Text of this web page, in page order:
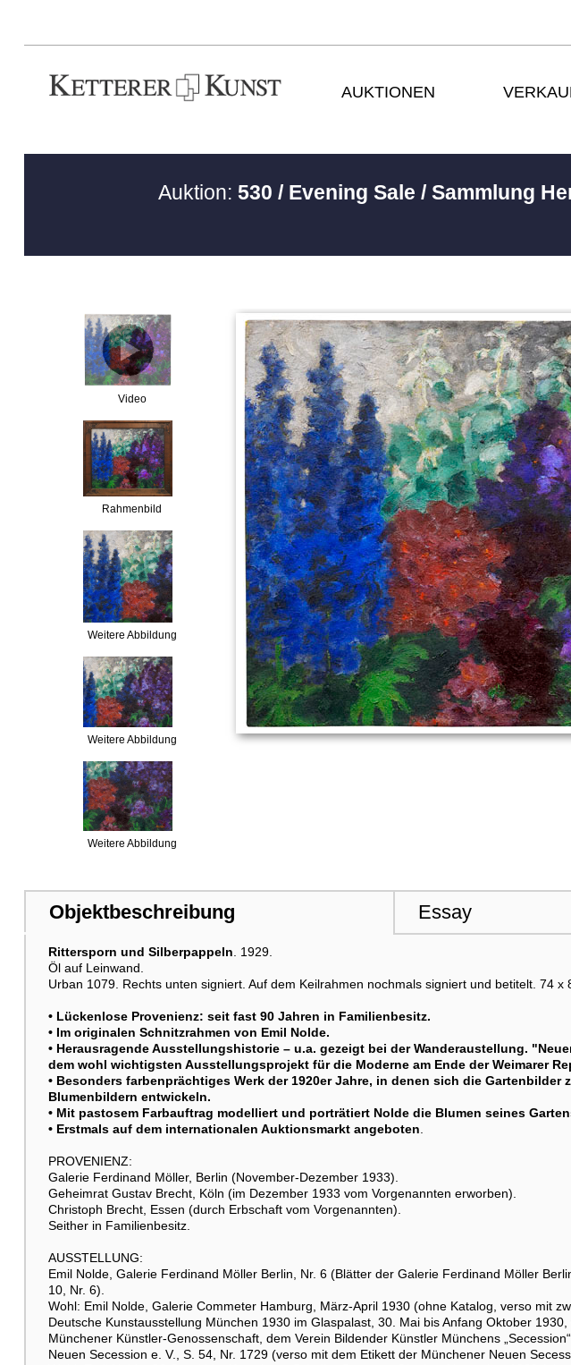
AUKTIONEN
Auktion:530 / Evening Sale / Sammlung
Video
Rahmenbild
Weitere Abbildung
Weitere Abbildung
Weitere Abbildung
Weitere Abbildung
Weitere Abbildung
Weitere Abbildung
Objektbeschreibung Essay
Rittersporn und Silberpappeln . 1929.
Öl auf Leinwand.
Urban 1079. Rechts unten signiert. Auf dem Keilrahmen nochmals signiert und betitelt. 74 x
• Lückenlose Provenienz: seit fast 90 Jahren in Familienbesitz.
• Im originalen Schnitzrahmen von Emil Nolde.
• Herausragende Ausstellungshistorie – u.a. gezeigt bei der Wanderaustellung.
dem wohl wichtigsten Ausstellungsprojekt für die Moderne am Ende der Weimarer
• Besonders farbenprächtiges Werk der 1920er Jahre, in denen sich die Gartenbilder
Blumenbildern entwickeln.
• Mit pastosem Farbauftrag modelliert und porträtiert Nolde die Blumen seines
• Erstmals auf dem internationalen Auktionsmarkt angeboten
PROVENIENZ:
Galerie Ferdinand Möller, Berlin (November-Dezember 1933).
Geheimrat Gustav Brecht, Köln (im Dezember 1933 vom Vorgenannten erworben).
Christoph Brecht, Essen (durch Erbschaft vom Vorgenannten).
Seither in Familienbesitz.
AUSSTELLUNG:
Emil Nolde, Galerie Ferdinand Möller Berlin, Nr. 6 (Blätter der Galerie Ferdinand Möller
10, Nr. 6).
Wohl: Emil Nolde, Galerie Commeter Hamburg, März-April 1930 (ohne Katalog, verso mit
Deutsche Kunstausstellung München 1930 im Glaspalast, 30. Mai bis Anfang Oktober
Münchener Künstler-Genossenschaft, dem Verein Bildender Künstler Münchens
Neuen Secession e. V., S. 54, Nr. 1729 (verso mit dem Etikett der Münchener Neuen